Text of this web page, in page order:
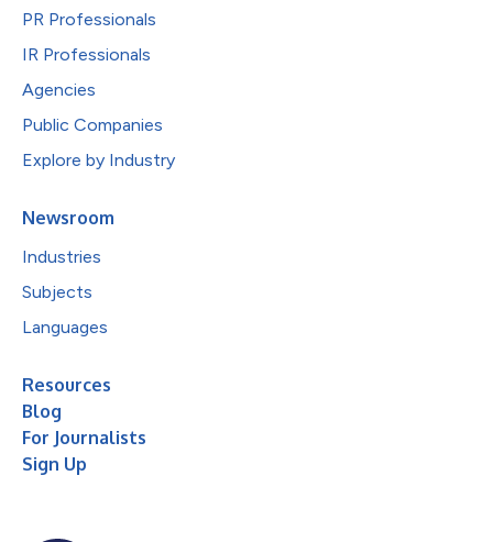
PR Professionals
IR Professionals
Agencies
Public Companies
Explore by Industry
Newsroom
Industries
Subjects
Languages
Resources
Blog
For Journalists
Sign Up